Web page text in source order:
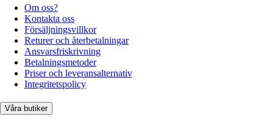
Om oss?
Kontakta oss
Försäljningsvillkor
Returer och återbetalningar
Ansvarsfriskrivning
Betalningsmetoder
Priser och leveransalternativ
Integritetspolicy
Våra butiker